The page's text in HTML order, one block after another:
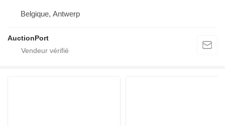
Belgique, Antwerp
AuctionPort